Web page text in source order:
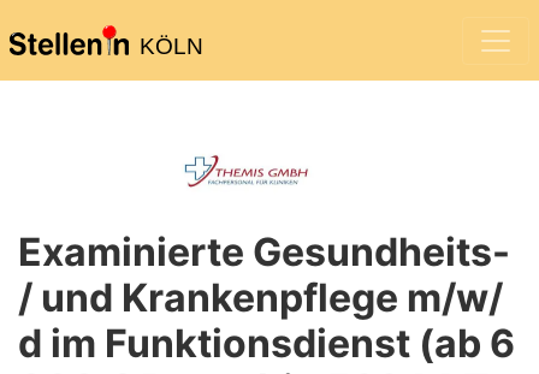
KÖLN
Examinierte Gesundheits-
/ und Krankenpflege m/w/
d im Funktionsdienst (ab 6